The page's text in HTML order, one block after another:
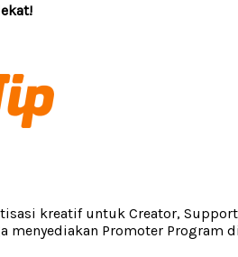
kreatif untuk Creator,
menyediakan Promoter Program